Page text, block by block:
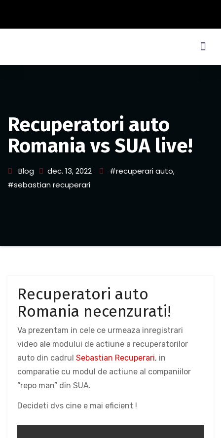
Recuperatori auto
Romania vs SUA live!
Blog dec. 13, 2022 #recuperari auto,
#sebastian recuperari
Recuperatori auto
Romania necenzurati!
Va prezentam in cele ce urmeaza inregistrari
video ale modului de actiune a recuperatorilor
auto din cadrul Sebastian Recuperari, in
comparatie cu modul de actiune al companiilor
“repo man” din SUA.
Decideti dvs cine e mai eficient !